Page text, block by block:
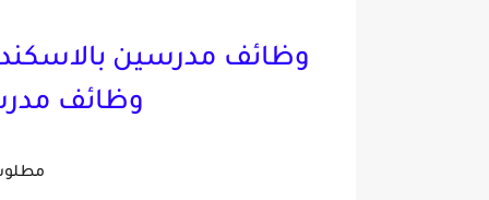
وظائف مدرسين
وظائف